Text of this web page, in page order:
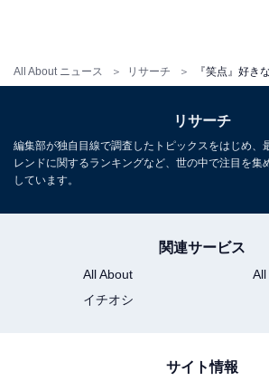
All About ニュース リサーチ
リサーチ
編集部が独自目線で調査したトピックスをはじめ、
レンドに関するランキングなど、世の中で注目を集
しています。
関連サービス
All About
All
イチオシ
サイト情報